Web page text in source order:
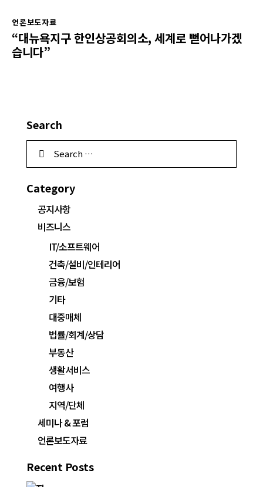
언론보도자료
“대뉴욕지구 한인상공회의소, 세계로 뻗어나가겠
습니다”
Search
Category
공지사항
비즈니스
IT/소프트웨어
건축/설비/인테리어
금융/보험
기타
대중매체
법률/회계/상담
부동산
생활서비스
여행사
지역/단체
세미나 & 포럼
언론보도자료
Recent Posts